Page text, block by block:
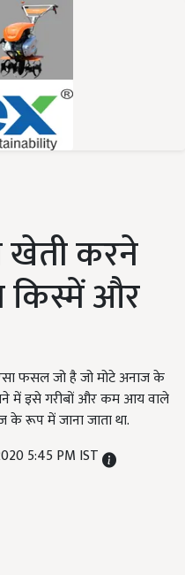
खेती करने
किस्में और
फसल जो है जो मोटे अनाज के
में इसे गरीबों और कम आय वाले
रूप में जाना जाता था.
5:45 PM IST